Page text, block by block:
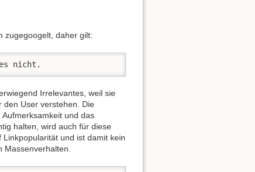
zugegoogelt, daher gilt:
nicht.
Irrelevantes, weil sie
den User verstehen. Die
und das
halten, wird auch für diese
und ist damit kein